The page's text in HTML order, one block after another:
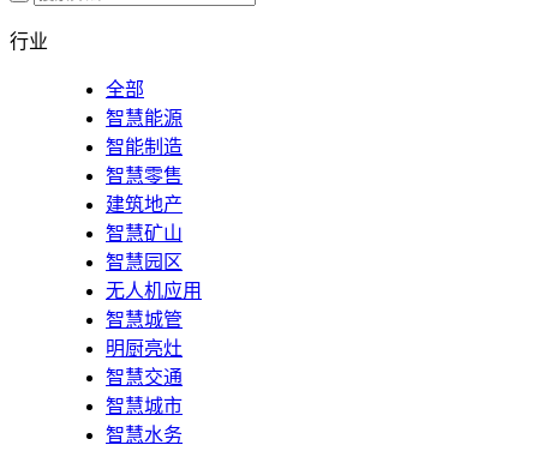
行业
全部
智慧能源
智能制造
智慧零售
建筑地产
智慧矿山
智慧园区
无人机应用
智慧城管
明厨亮灶
智慧交通
智慧城市
智慧水务